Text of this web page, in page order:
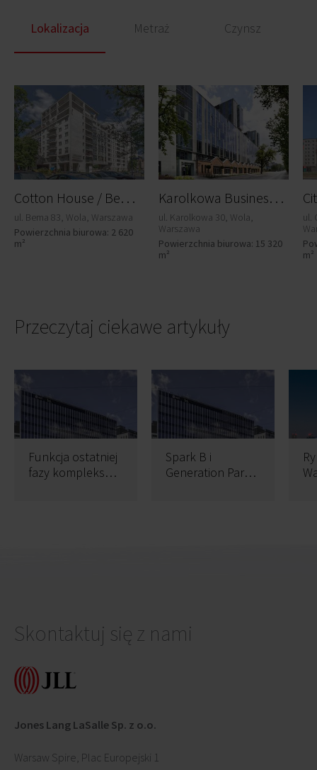
Lokalizacja Metraż Czynsz
C
otton House / Bema 83
ul. Bema 83, Wola, Warszawa
Powierzchnia biurowa: 2 620
m²
K
arolkowa Business Park
ul. Karolkowa 30, Wola,
Warszawa
Powierzchnia biurowa: 15 320
m²
ul.
m²
Przeczytaj ciekawe artykuły
Funkcja ostatniej
fazy kompleksu
Spark B i
Generation Park Z
Skontaktuj się z nami
Jones Lang LaSalle Sp. z o.o.
Warsaw Spire, Plac Europejski 1